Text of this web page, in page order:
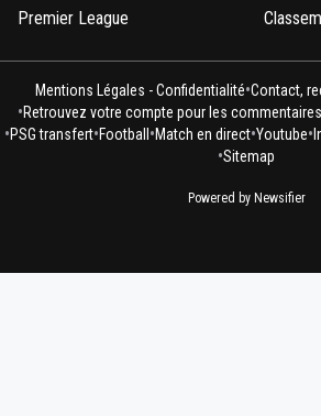
Premier League
Mentions Légales - Confidentialité•Contact,
•Retrouvez votre compte pour les
•PSG transfert•Football•Match en direct•Youtube•
•Sitemap
Powered by Newsifier